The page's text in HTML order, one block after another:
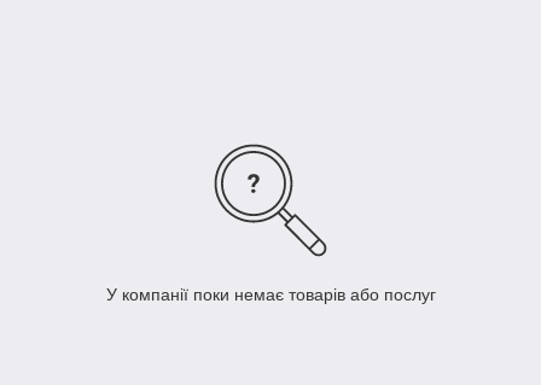
У компанії поки немає товарів або послуг